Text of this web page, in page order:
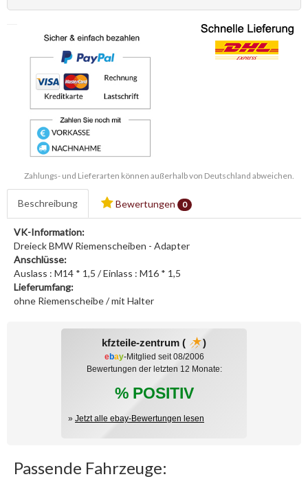
Zahlungs- und Lieferarten können außerhalb von Deutschland abweichen.
Beschreibung Bewertungen 0
VK-Information:
Dreieck BMW Riemenscheiben - Adapter
Anschlüsse:
Auslass : M14 * 1,5 / Einlass : M16 * 1,5
Lieferumfang:
ohne Riemenscheibe / mit Halter
kfzteile-zentrum ( )
ebay-Mitglied seit 08/2006
Bewertungen der letzten 12 Monate:
% POSITIV
» Jetzt alle ebay-Bewertungen lesen
Passende Fahrzeuge: